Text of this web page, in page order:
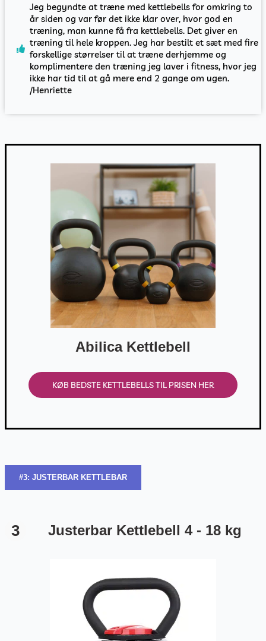
Jeg begyndte at træne med kettlebells for omkring to
år siden og var før det ikke klar over, hvor god en
træning, man kunne få fra kettlebells. Det giver en
træning til hele kroppen. Jeg har bestilt et sæt med fire
forskellige størrelser til at træne derhjemme og
komplimentere den træning jeg laver i fitness, hvor jeg
ikke har tid til at gå mere end 2 gange om ugen.
/Henriette
Abilica Kettlebell
KØB BEDSTE KETTLEBELLS TIL PRISEN HER
#3: JUSTERBAR KETTLEBAR
3 Justerbar Kettlebell 4 - 18 kg